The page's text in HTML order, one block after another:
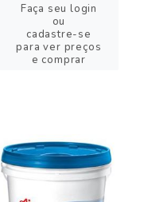
Faça seu login
ou
cadastre-se
para ver preços
e comprar